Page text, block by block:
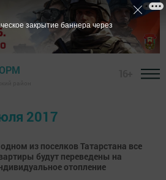
2017
из поселков Татарстана все
будут переведены на
отопление
закрытие баннера через